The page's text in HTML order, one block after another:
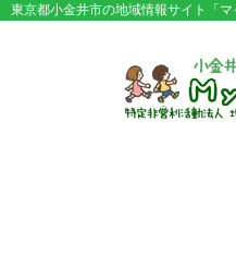
東京都小金井市の地域情報サイト「